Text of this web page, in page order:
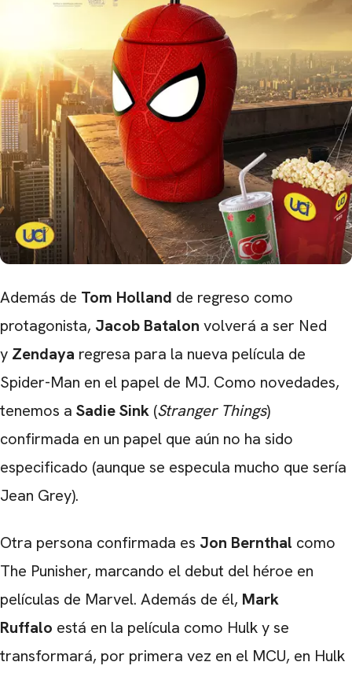
Además de Tom Holland de regreso como
protagonista, Jacob Batalon volverá a ser Ned
y Zendaya regresa para la nueva película de
Spider-Man en el papel de MJ. Como novedades,
tenemos a Sadie Sink (Stranger Things)
confirmada en un papel que aún no ha sido
especificado (aunque se especula mucho que sería
Jean Grey).
Otra persona confirmada es Jon Bernthal como
The Punisher, marcando el debut del héroe en
películas de Marvel. Además de él, Mark
Ruffalo está en la película como Hulk y se
transformará, por primera vez en el MCU, en Hulk